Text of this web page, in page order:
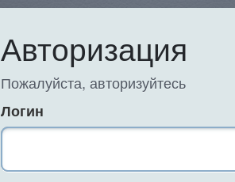
Авторизация
Пожалуйста, авторизуйтесь
Логин